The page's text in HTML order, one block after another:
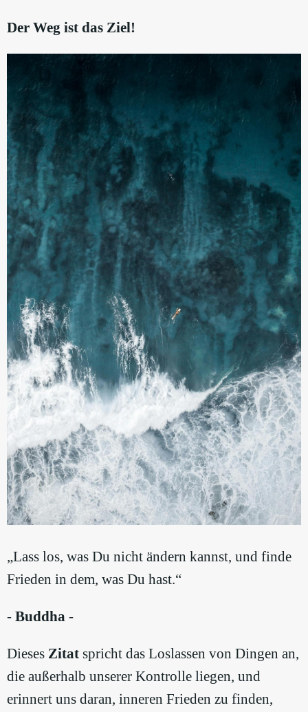
Der Weg ist das Ziel!
„Lass los, was Du nicht ändern kannst, und finde
Frieden in dem, was Du hast.“
- Buddha -
Dieses Zitat spricht das Loslassen von Dingen an,
die außerhalb unserer Kontrolle liegen, und
erinnert uns daran, inneren Frieden zu finden,